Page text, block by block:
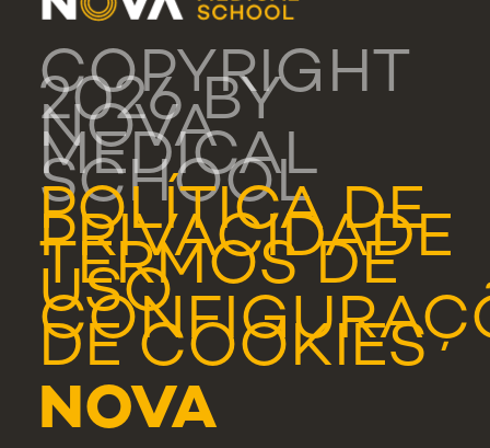
COPYRIGHT
2026 BY
NOVA
MEDICAL
SCHOOL
POLÍTICA DE
PRIVACIDADE
TERMOS DE
USO
DE COOKIES
NOVA